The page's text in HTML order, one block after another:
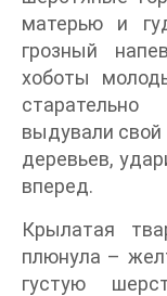
матерью и
грозный
хоботы
выдували свой
деревьев,
вперед.
Крылатая
плюнула –
густую